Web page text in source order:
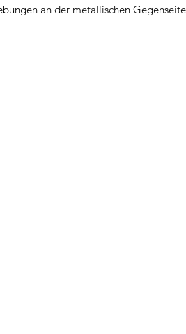
an der metallischen